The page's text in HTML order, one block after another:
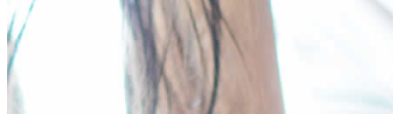
ケアンズ（オーストラリア）のスタディツアー
ボホール島（フィリピン）のスタディーツアー
英語で世界が変わる